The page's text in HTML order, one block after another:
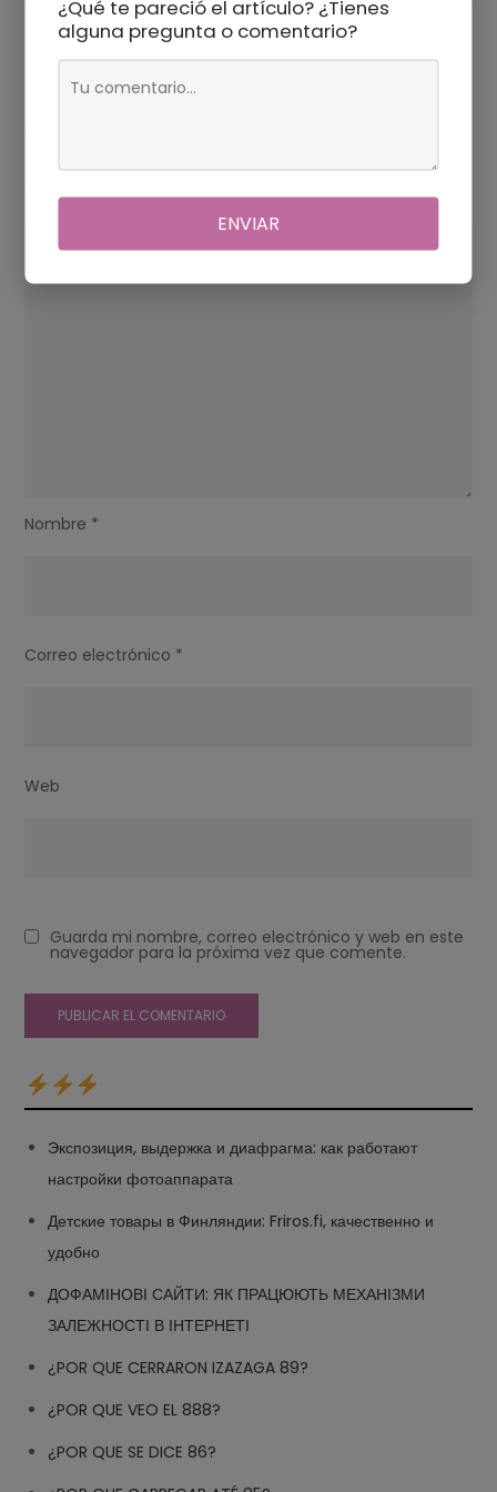
Deja una respuesta
Nombre *
Correo electrónico *
Web
Guarda mi nombre, correo electrónico y web en este
navegador para la próxima vez que comente.
Экспозиция, выдержка и диафрагма: как работают
настройки фотоаппарата
Детские товары в Финляндии: Friros.fi, качественно и
удобно
ДОФАМІНОВІ САЙТИ: ЯК ПРАЦЮЮТЬ МЕХАНІЗМИ
ЗАЛЕЖНОСТІ В ІНТЕРНЕТІ
¿POR QUE CERRARON IZAZAGA 89?
¿POR QUE VEO EL 888?
¿POR QUE SE DICE 86?
¿Qué te pareció el artículo? ¿Tienes
alguna pregunta o comentario?
ENVIAR